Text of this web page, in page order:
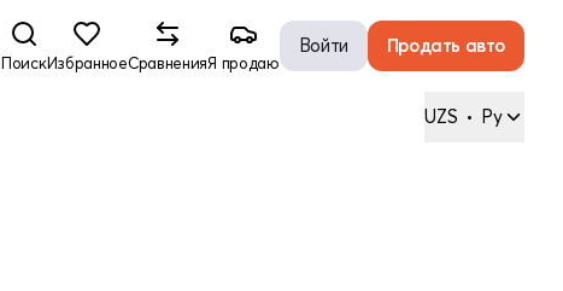
ПоискИзбранноеСравненияЯ продаю
Войти Продать авто
UZS • Ру